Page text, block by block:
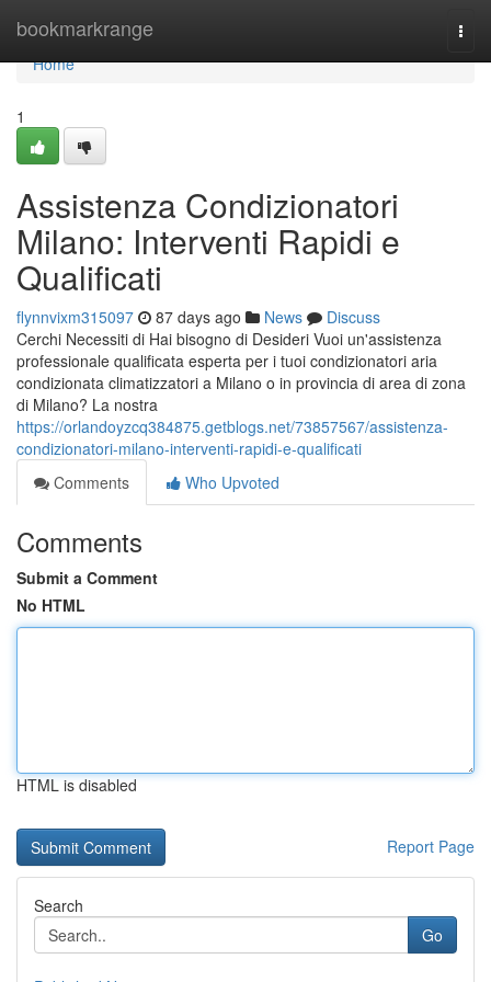
bookmarkrange
Home
Home
1
Assistenza Condizionatori
Milano: Interventi Rapidi e
Qualificati
flynnvixm315097 87 days ago News
Discuss
Cerchi Necessiti di Hai bisogno di Desideri Vuoi un'assistenza
professionale qualificata esperta per i tuoi condizionatori aria
condizionata climatizzatori a Milano o in provincia di area di zona
di Milano? La nostra
https://orlandoyzcq384875.getblogs.net/73857567/assistenza-
condizionatori-milano-interventi-rapidi-e-qualificati
Comments
Who Upvoted
Comments
Submit a Comment
No HTML
HTML is disabled
Report Page
Search
Go